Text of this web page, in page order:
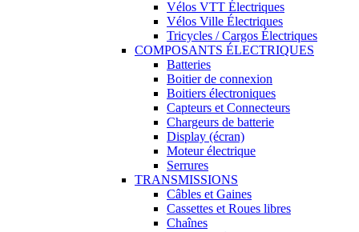
Vélos VTT Électriques
Vélos Ville Électriques
Tricycles / Cargos Électriques
COMPOSANTS ÉLECTRIQUES
Batteries
Boitier de connexion
Boitiers électroniques
Capteurs et Connecteurs
Chargeurs de batterie
Display (écran)
Moteur électrique
Serrures
TRANSMISSIONS
Câbles et Gaines
Cassettes et Roues libres
Chaînes